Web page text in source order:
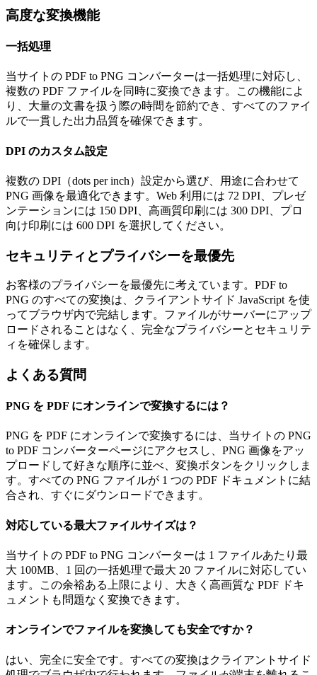
高度な変換機能
一括処理
当サイトの PDF to PNG コンバーターは一括処理に対応し、
複数の PDF ファイルを同時に変換できます。この機能によ
り、大量の文書を扱う際の時間を節約でき、すべてのファイ
ルで一貫した出力品質を確保できます。
DPI のカスタム設定
複数の DPI（dots per inch）設定から選び、用途に合わせて
PNG 画像を最適化できます。Web 利用には 72 DPI、プレゼ
ンテーションには 150 DPI、高画質印刷には 300 DPI、プロ
向け印刷には 600 DPI を選択してください。
セキュリティとプライバシーを最優先
お客様のプライバシーを最優先に考えています。PDF to
PNG のすべての変換は、クライアントサイド JavaScript を使
ってブラウザ内で完結します。ファイルがサーバーにアップ
ロードされることはなく、完全なプライバシーとセキュリテ
ィを確保します。
よくある質問
PNG を PDF にオンラインで変換するには？
PNG を PDF にオンラインで変換するには、当サイトの PNG
to PDF コンバーターページにアクセスし、PNG 画像をアッ
プロードして好きな順序に並べ、変換ボタンをクリックしま
す。すべての PNG ファイルが 1 つの PDF ドキュメントに結
合され、すぐにダウンロードできます。
対応している最大ファイルサイズは？
当サイトの PDF to PNG コンバーターは 1 ファイルあたり最
大 100MB、1 回の一括処理で最大 20 ファイルに対応してい
ます。この余裕ある上限により、大きく高画質な PDF ドキ
ュメントも問題なく変換できます。
オンラインでファイルを変換しても安全ですか？
はい、完全に安全です。すべての変換はクライアントサイド